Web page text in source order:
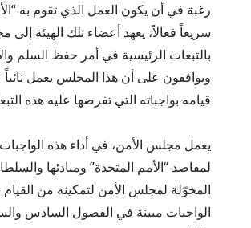
رغبة في أن يكون العمل الذي تقوم به
سريعاً فعالاً، يعهد أعضاء تلك الهيئة إلى
بالتبعات الرئيسية في أمر حفظ السلم
ويوافقون على أن هذا المجلس يعمل
قيامه بواجباته التي تفرضها عليه هذه
يعمل مجلس الأمن، في أداء هذه
لمقاصد “الأمم المتحدة” ومبادئها
المخوّلة لمجلس الأمن لتمكينه من القيام
الواجبات مبينة في الفصول السادس